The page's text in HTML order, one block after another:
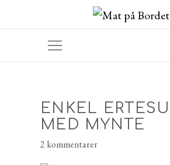
ENKEL
MED MYNTE
2 kommentarer